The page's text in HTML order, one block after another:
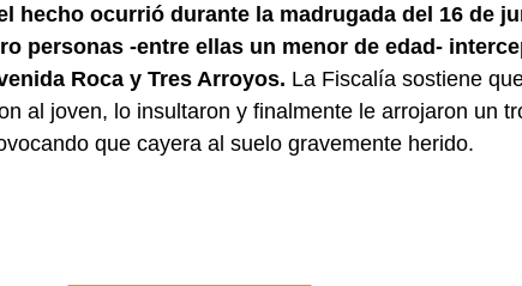
hecho ocurrió durante la madrugada del 16 de
personas -entre ellas un menor de edad-
Roca y Tres Arroyos. La Fiscalía sostiene
al joven, lo insultaron y finalmente le arrojaron un
que cayera al suelo gravemente herido.